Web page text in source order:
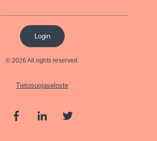
Login
© 2026 All rights reserved.
Tietosuojaseloste